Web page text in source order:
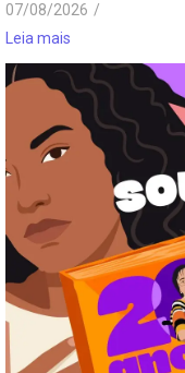
07/08/2026 /
Leia mais